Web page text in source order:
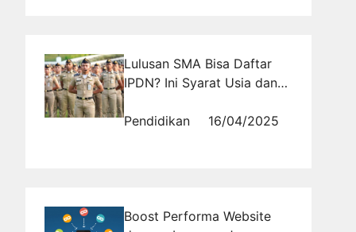
Lulusan SMA Bisa Daftar
IPDN? Ini Syarat Usia dan
Pendidikan
16/04/2025
Boost Performa Website